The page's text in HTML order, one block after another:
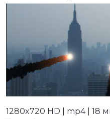
1280x720 HD | mp4 | 18